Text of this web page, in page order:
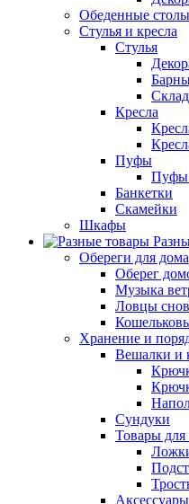
Обеденные столы
Стулья и кресла
Стулья
Кресла
Пуфы
Пуфы
Банкетки
Скамейки
Шкафы
Обереги для дома
Оберег
Музыка
Ловцы снов
Хранение и
Вешалки и
Сундуки
Товары